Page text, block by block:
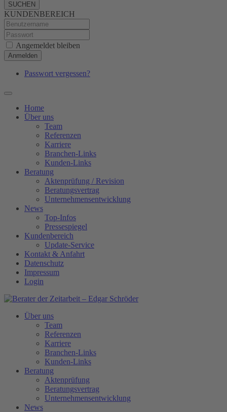
SUCHEN
KUNDENBEREICH
Angemeldet bleiben
Anmelden
Passwort vergessen?
Home
Über uns
Team
Referenzen
Karriere
Branchen-Links
Kunden-Links
Beratung
Aktenprüfung / Revision
Beratungsvertrag
Unternehmensentwicklung
News
Top-Infos
Pressespiegel
Kundenbereich
Update-Service
Kontakt & Anfahrt
Datenschutz
Impressum
Login
Über uns
Team
Referenzen
Karriere
Branchen-Links
Kunden-Links
Beratung
Aktenprüfung
Beratungsvertrag
Unternehmensentwicklung
News